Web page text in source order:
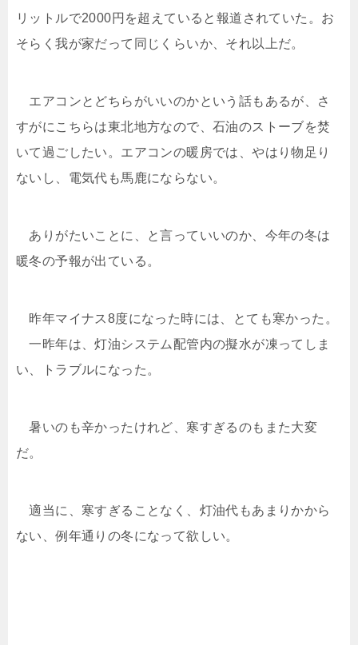
リットルで2000円を超えていると報道されていた。お
そらく我が家だって同じくらいか、それ以上だ。
エアコンとどちらがいいのかという話もあるが、さ
すがにこちらは東北地方なので、石油のストーブを焚
いて過ごしたい。エアコンの暖房では、やはり物足り
ないし、電気代も馬鹿にならない。
ありがたいことに、と言っていいのか、今年の冬は
暖冬の予報が出ている。
昨年マイナス8度になった時には、とても寒かった。
一昨年は、灯油システム配管内の擬水が凍ってしま
い、トラブルになった。
暑いのも辛かったけれど、寒すぎるのもまた大変
だ。
適当に、寒すぎることなく、灯油代もあまりかから
ない、例年通りの冬になって欲しい。